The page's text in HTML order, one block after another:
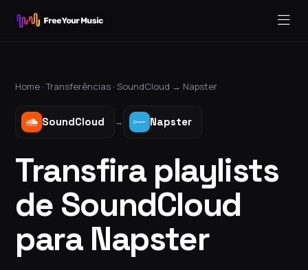
Home ·Transferências · SoundCloud → Napster
SoundCloud → Napster
Transfira playlists
de SoundCloud
para Napster